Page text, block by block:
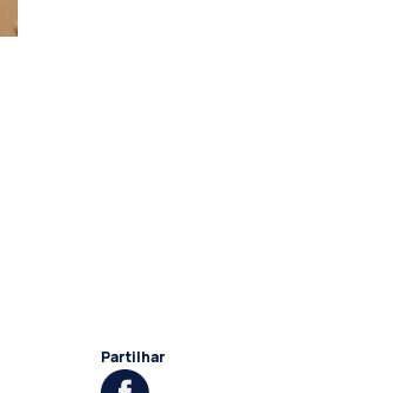
Partilhar